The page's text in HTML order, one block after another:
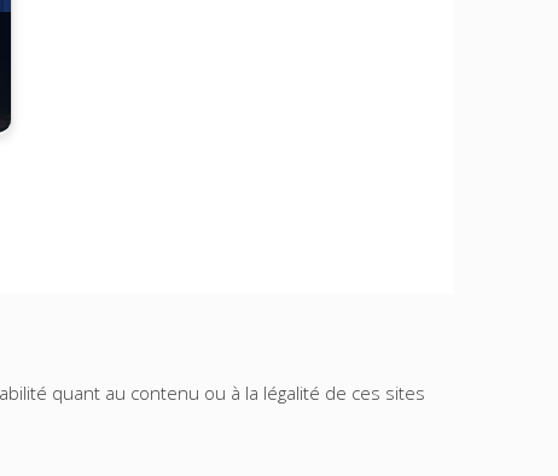
quant au contenu ou à la légalité de ces sites